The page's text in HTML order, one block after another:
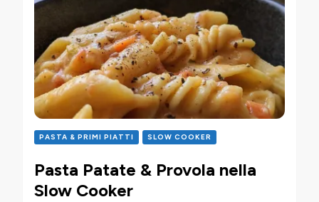
PASTA & PRIMI PIATTI SLOW COOKER
Pasta Patate & Provola nella
Slow Cooker